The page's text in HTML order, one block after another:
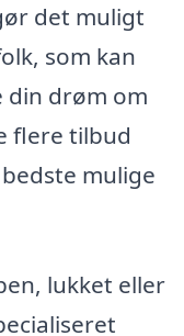
det muligt
som kan
din drøm om
flere tilbud
mulige
lukket eller